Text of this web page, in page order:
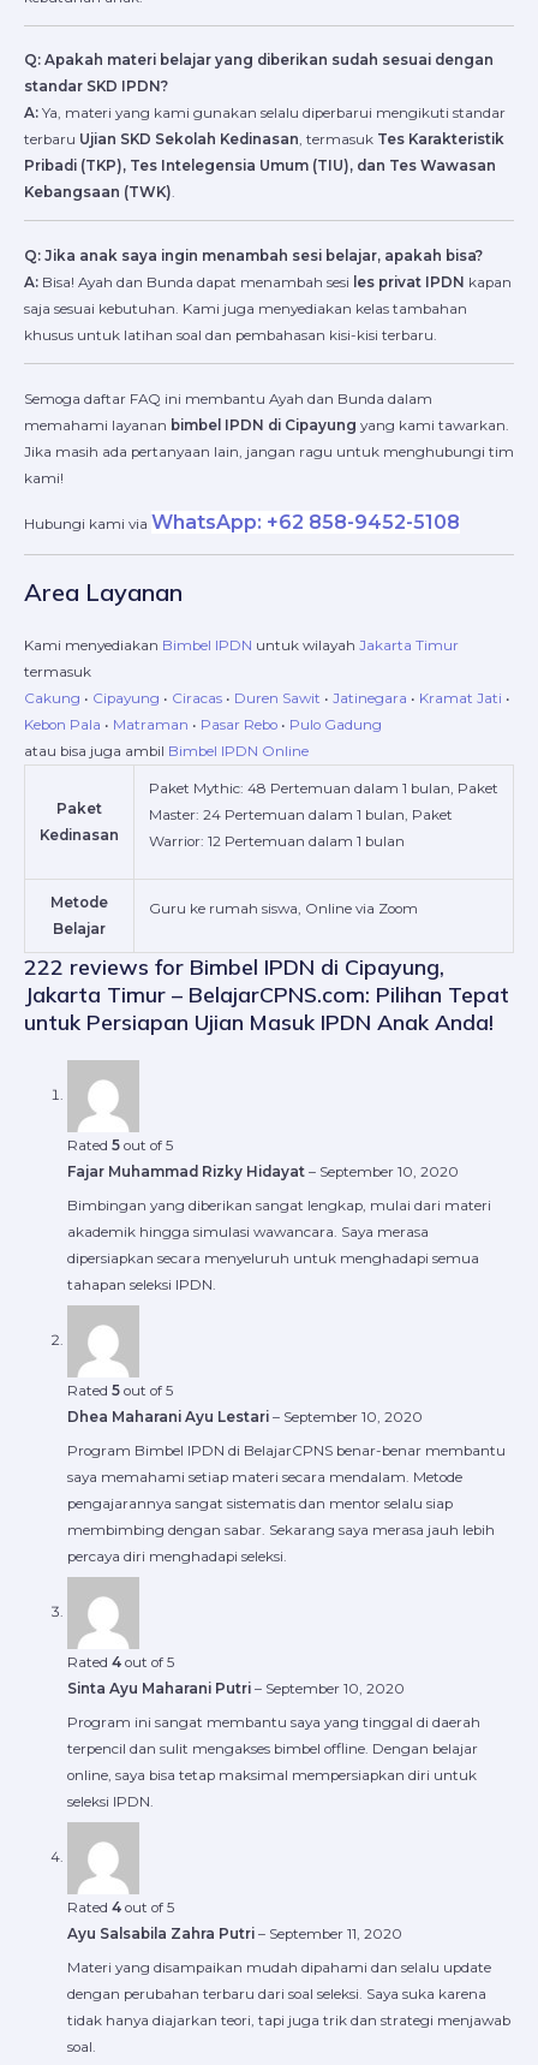
Q: Apakah materi belajar yang diberikan sudah sesuai dengan
standar SKD IPDN?
A: Ya, materi yang kami gunakan selalu diperbarui mengikuti standar
terbaru Ujian SKD Sekolah Kedinasan, termasuk Tes Karakteristik
Pribadi (TKP), Tes Intelegensia Umum (TIU), dan Tes Wawasan
Kebangsaan (TWK).
Q: Jika anak saya ingin menambah sesi belajar, apakah bisa?
A: Bisa! Ayah dan Bunda dapat menambah sesi les privat IPDN kapan
saja sesuai kebutuhan. Kami juga menyediakan kelas tambahan
khusus untuk latihan soal dan pembahasan kisi-kisi terbaru.
Semoga daftar FAQ ini membantu Ayah dan Bunda dalam
memahami layanan bimbel IPDN di Cipayung yang kami tawarkan.
Jika masih ada pertanyaan lain, jangan ragu untuk menghubungi tim
kami!
Hubungi kami via WhatsApp: +62 858-9452-5108
Area Layanan
Kami menyediakan Bimbel IPDN untuk wilayah Jakarta Timur
termasuk
Cakung • Cipayung • Ciracas • Duren Sawit • Jatinegara • Kramat Jati •
Kebon Pala • Matraman • Pasar Rebo • Pulo Gadung
atau bisa juga ambil Bimbel IPDN Online
Paket
Kedinasan
Paket Mythic: 48 Pertemuan dalam 1 bulan, Paket
Master: 24 Pertemuan dalam 1 bulan, Paket
Warrior: 12 Pertemuan dalam 1 bulan
Metode
Belajar
Guru ke rumah siswa, Online via Zoom
222 reviews for Bimbel IPDN di Cipayung,
Jakarta Timur – BelajarCPNS.com: Pilihan Tepat
untuk Persiapan Ujian Masuk IPDN Anak Anda!
Rated 5out of 5
Fajar Muhammad Rizky Hidayat – September 10, 2020
Bimbingan yang diberikan sangat lengkap, mulai dari materi
akademik hingga simulasi wawancara. Saya merasa
dipersiapkan secara menyeluruh untuk menghadapi semua
tahapan seleksi IPDN.
Rated 5out of 5
Dhea Maharani Ayu Lestari – September 10, 2020
Program Bimbel IPDN di BelajarCPNS benar-benar membantu
saya memahami setiap materi secara mendalam. Metode
pengajarannya sangat sistematis dan mentor selalu siap
membimbing dengan sabar. Sekarang saya merasa jauh lebih
percaya diri menghadapi seleksi.
Rated 4out of 5
Sinta Ayu Maharani Putri – September 10, 2020
Program ini sangat membantu saya yang tinggal di daerah
terpencil dan sulit mengakses bimbel offline. Dengan belajar
online, saya bisa tetap maksimal mempersiapkan diri untuk
seleksi IPDN.
Rated 4out of 5
Ayu Salsabila Zahra Putri – September 11, 2020
Materi yang disampaikan mudah dipahami dan selalu update
dengan perubahan terbaru dari soal seleksi. Saya suka karena
tidak hanya diajarkan teori, tapi juga trik dan strategi menjawab
soal.